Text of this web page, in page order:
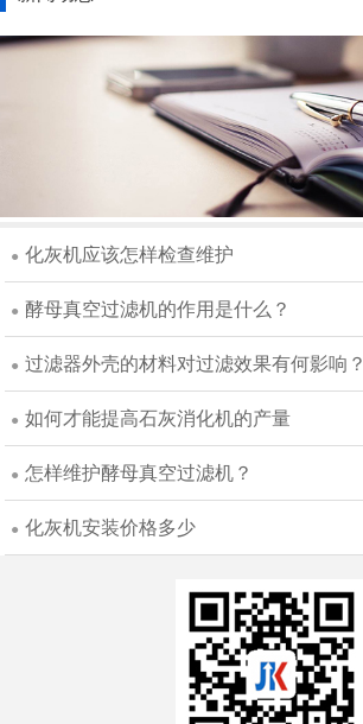
● 化灰机应该怎样检查维护
● 酵母真空过滤机的作用是什么？
● 过滤器外壳的材料对过滤效果有何影响？
● 如何才能提高石灰消化机的产量
● 怎样维护酵母真空过滤机？
● 化灰机安装价格多少